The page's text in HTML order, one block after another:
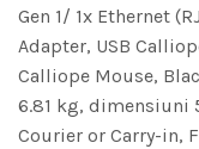
Gen 1/ 1x Ethernet
Adapter, USB
Calliope Mouse,
6.81 kg, dimensiuni
Courier or Carry-in,